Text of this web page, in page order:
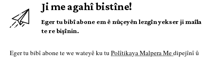
Ji me agahî bistîne!
Eger tu bibî abone em ê nûçeyên lezgîn yekser ji maîla
te re bişînin.
Eger tu bibî abone te we wateyê ku tu Polîtikaya Malpera Medipejînî û